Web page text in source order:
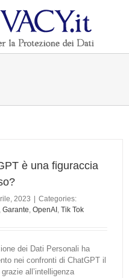
è una figuraccia
2023
Categories:
Garante, OpenAI , Tik Tok
dei Dati Personali ha
nei confronti di ChatGPT il
all’intelligenza